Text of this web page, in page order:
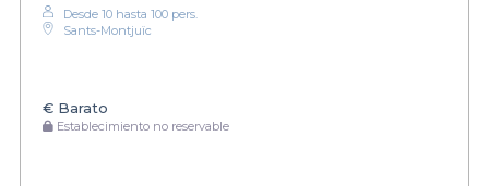
Desde 10 hasta 100 pers.
Sants-Montjuïc
€ Barato
Establecimiento no reservable